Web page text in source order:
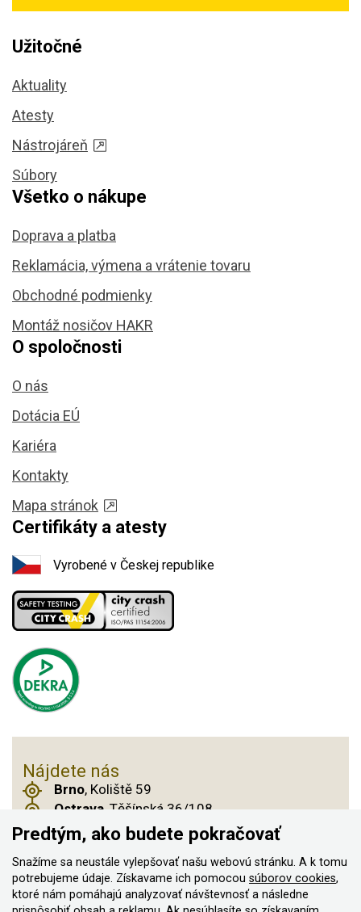
Užitočné
Aktuality
Atesty
Nástrojáreň
Súbory
Všetko o nákupe
Doprava a platba
Reklamácia, výmena a vrátenie tovaru
Obchodné podmienky
Montáž nosičov HAKR
O spoločnosti
O nás
Dotácia EÚ
Kariéra
Kontakty
Mapa stránok
Certifikáty a atesty
Vyrobené v Českej republike
Nájdete nás
Brno, Koliště 59
Ostrava, Těšínská 36/108
Praha 14, Českobrodská 901
© 2011–2026 ASN Hakr Brno. Všetky práva
Predtým, ako budete pokračovať
Snažíme sa neustále vylepšovať našu webovú stránku. A k tomu
potrebujeme údaje. Získavame ich pomocou súborov cookies,
ktoré nám pomáhajú analyzovať návštevnosť a následne